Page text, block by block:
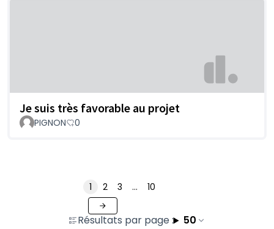
Je suis très favorable au projet
PIGNON 0
Résultats par page : 50
1 2 3 … 10